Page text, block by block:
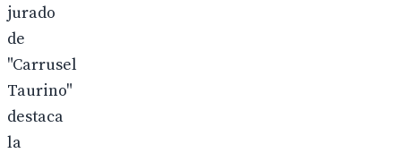
jurado
de
"Carrusel
Taurino"
destaca
la